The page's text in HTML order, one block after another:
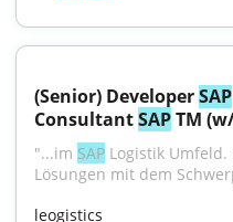
(Senior) Developer SAP
Consultant SAP TM
"...im SAP Logistik
Lösungen mit dem
leogistics